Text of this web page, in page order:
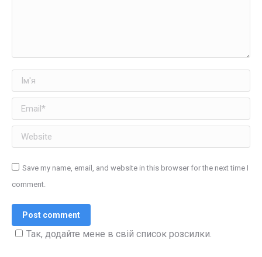
Ім'я
Email *
Website
Save my name, email, and website in this browser for the next time I
comment.
Post comment
Так, додайте мене в свій список розсилки.